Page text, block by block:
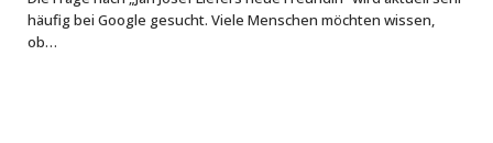
häufig bei Google gesucht. Viele Menschen möchten wissen,
ob…